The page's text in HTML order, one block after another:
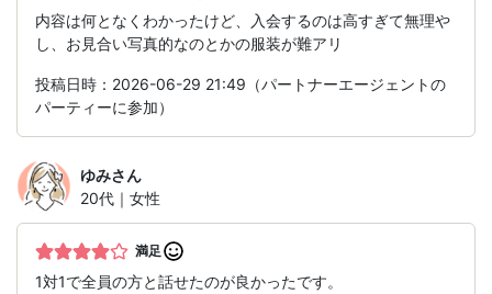
内容は何となくわかったけど、入会するのは高すぎて無理や
し、お見合い写真的なのとかの服装が難アリ
投稿日時：2026-06-29 21:49（パートナーエージェントの
パーティーに参加）
ゆみさん
20代｜女性
満足
1対1で全員の方と話せたのが良かったです。